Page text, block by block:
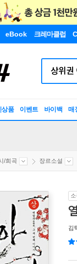
eBook 크레마클럽
상품 이벤트 바이백 매
/희곡 장르소설
김